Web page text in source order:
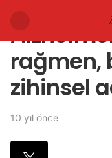
rağmen,
zihinsel
10 yıl önce